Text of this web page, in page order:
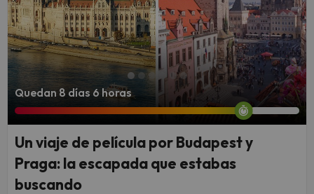
Quedan 8 días 6 horas
Un viaje de película por Budapest y
Praga: la escapada que estabas
buscando